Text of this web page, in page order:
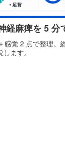
経麻痺を 5 分
感覚 2 点で整理。
ます。